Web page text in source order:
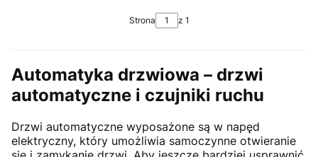
Strona z 1
Automatyka drzwiowa – drzwi
automatyczne i czujniki ruchu
Drzwi automatyczne wyposażone są w napęd
elektryczny, który umożliwia samoczynne otwieranie